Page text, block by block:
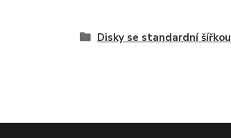
Disky se standardní šířkou